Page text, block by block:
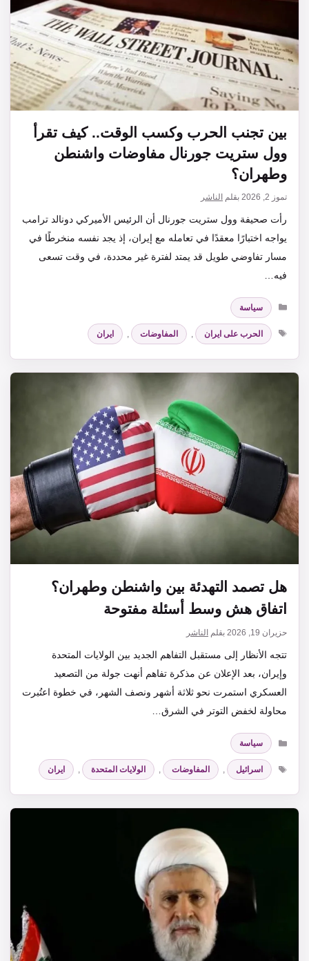
بين تجنب الحرب وكسب الوقت.. كيف تقرأ
وول ستريت جورنال مفاوضات واشنطن
وطهران؟
تموز 2, 2026 بقلم الناشر
رأت صحيفة وول ستريت جورنال أن الرئيس الأميركي دونالد ترامب
يواجه اختبارًا معقدًا في تعامله مع إيران، إذ يجد نفسه منخرطًا في
مسار تفاوضي طويل قد يمتد لفترة غير محددة، في وقت تسعى
فيه…
التصنيفات
سياسة
الوسوم
الحرب على ايران المفاوضات ايران
هل تصمد التهدئة بين واشنطن وطهران؟
اتفاق هش وسط أسئلة مفتوحة
حزيران 19, 2026 بقلم الناشر
تتجه الأنظار إلى مستقبل التفاهم الجديد بين الولايات المتحدة
وإيران، بعد الإعلان عن مذكرة تفاهم أنهت جولة من التصعيد
العسكري استمرت نحو ثلاثة أشهر ونصف الشهر، في خطوة اعتُبرت
محاولة لخفض التوتر في الشرق…
التصنيفات
سياسة
الوسوم
اسرائيل , المفاوضات , الولايات المتحدة , ايران